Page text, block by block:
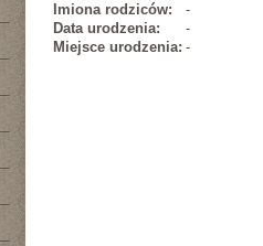
Imiona rodziców:
-
Data urodzenia:
-
Miejsce urodzenia: -